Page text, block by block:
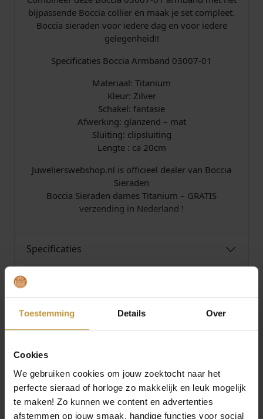
Toestemming Details Over
Cookies
We gebruiken cookies om jouw zoektocht naar het
perfecte sieraad of horloge zo makkelijk en leuk mogelijk
te maken! Zo kunnen we content en advertenties
afstemmen op jouw smaak, handige functies voor social
bijpassende Boccia collier en maak je set compleet.
Boccia sieraden voor iedere dag en voor iedere
gelegenheid!!
Specificaties Boccia Armband 03007-01
Materiaal: Titanium
Kleur: Zilver
Schakel: fantasie
Afwerking: glanzend – mat
Sluiting: clipsluiting
Lengte : ca 20cm
Juwelierswebshop.nl is officieel dealer van Boccia
Sieraden
Boccia Sieraden dames Titanium – GRATIS
verzending in Nederland !
Specificaties
MEER VAN BOCCIA SIERADEN